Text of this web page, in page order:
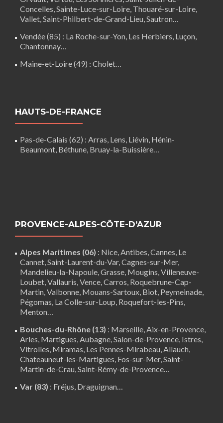
Concelles,Sainte-Luce-sur-Loire, Thouaré-sur-Loire,
Vallet, Saint-Philbert-de-Grand-Lieu, Sautron…
Vendée (85) : La Roche-sur-Yon, Les Herbiers, Luçon,
Chantonnay…
Maine-et-Loire (49) : Cholet…
HAUTS-DE-FRANCE
Pas-de-Calais (62) : Arras, Lens, Liévin, Hénin-
Beaumont, Béthune, Bruay-la-Buissière…
PROVENCE-ALPES-CÔTE-D’AZUR
Alpes Maritimes (06) : Nice,Antibes,Cannes, Le
Cannet,Saint-Laurent-du-Var,Cagnes-sur-Mer,
Mandelieu-la-Napoule,Grasse, Mougins,Villeneuve-
Loubet,Vallauris,Vence,Carros, Roquebrune-Cap-
Martin,Valbonne, Mouans-Sartoux, Biot, Peymeinade,
Pégomas, La Colle-sur-Loup, Roquefort-les-Pins,
Menton…
Bouches-du-Rhône (13) : Marseille,Aix-en-Provence,
Arles, Martigues,Aubagne,Salon-de-Provence, Istres,
Vitrolles, Miramas, Les Pennes-Mirabeau,Allauch,
Chateauneuf-les-Martigues, Fos-sur-Mer,Saint-
Martin-de-Crau,Saint-Rémy-de-Provence…
Var (83) : Fréjus, Draguignan…